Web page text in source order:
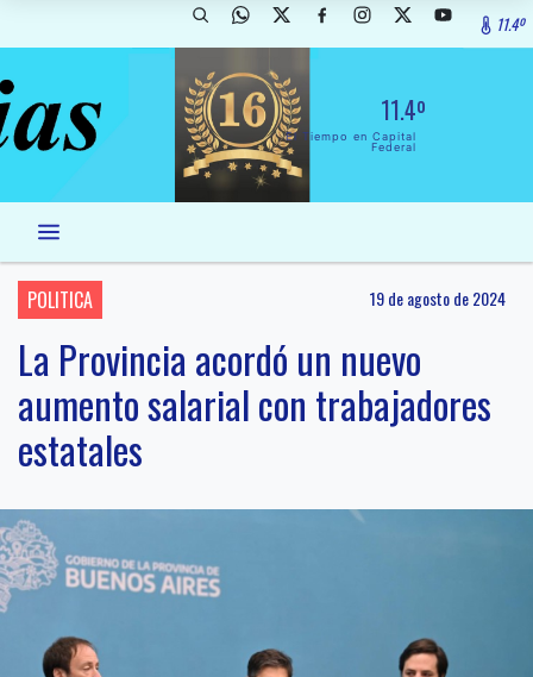
11.4º
11.4º
El Tiempo en Capital
Federal
POLITICA 19 de agosto de 2024
La Provincia acordó un nuevo
aumento salarial con trabajadores
estatales